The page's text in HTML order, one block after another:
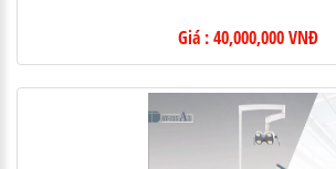
Giá : 40,000,000 VNĐ